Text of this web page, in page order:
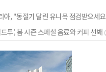
아, "동절기 달린 유니목 점검받으세
투’, 봄 시즌 스페셜 음료와 커피 선봬